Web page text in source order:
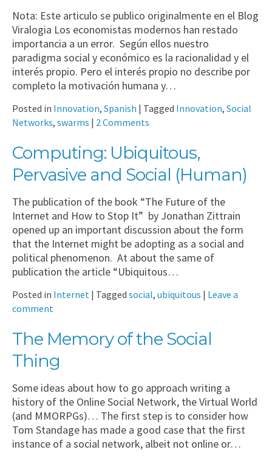
Nota: Este articulo se publico originalmente en el Blog
Viralogia Los economistas modernos han restado
importancia a un error. Según ellos nuestro
paradigma social y económico es la racionalidad y el
interés propio. Pero el interés propio no describe por
completo la motivación humana y…
Posted in Innovation, Spanish | Tagged Innovation, Social
Networks, swarms | 2 Comments
Computing: Ubiquitous,
Pervasive and Social (Human)
The publication of the book “The Future of the
Internet and How to Stop It” by Jonathan Zittrain
opened up an important discussion about the form
that the Internet might be adopting as a social and
political phenomenon. At about the same of
publication the article “Ubiquitous…
Posted in Internet | Tagged social, ubiquitous | Leave a
comment
The Memory of the Social
Thing
Some ideas about how to go approach writing a
history of the Online Social Network, the Virtual World
(and MMORPGs)… The first step is to consider how
Tom Standage has made a good case that the first
instance of a social network, albeit not online or…